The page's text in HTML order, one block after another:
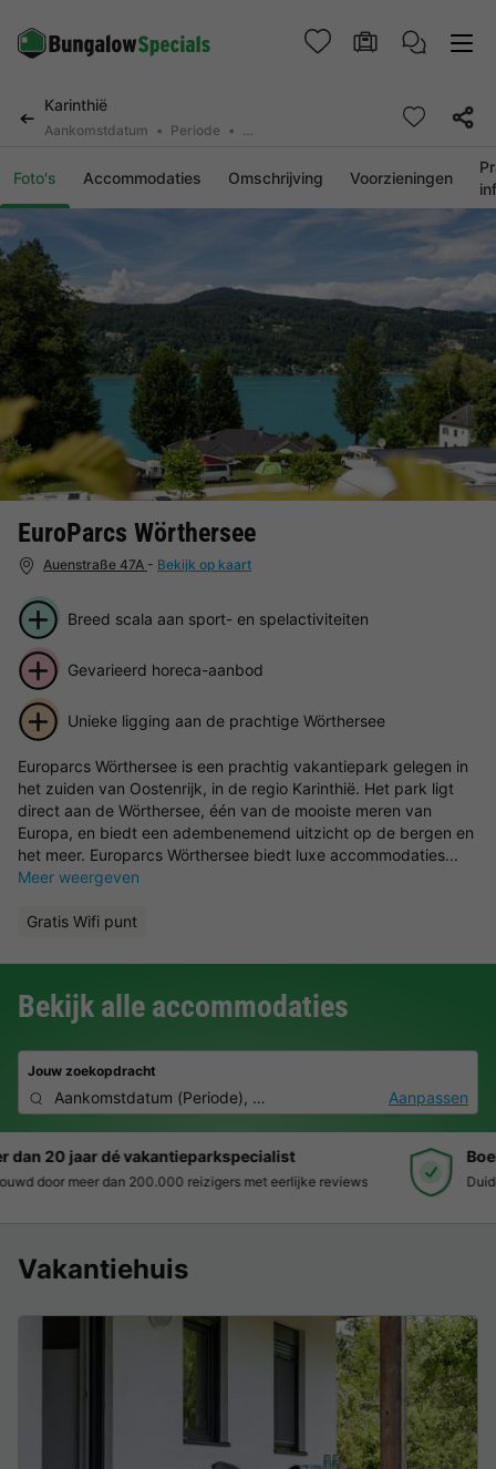
Karinthië
Aankomstdatum Periode 2 personen, 0 huisdier
Foto's Accommodaties Omschrijving Voorzieningen
EuroParcs Wörthersee
Auenstraße 47A - Bekijk op kaart
Breed scala aan sport- en spelactiviteiten
Gevarieerd horeca-aanbod
Unieke ligging aan de prachtige Wörthersee
Europarcs Wörthersee is een prachtig vakantiepark gelegen in
het zuiden van Oostenrijk, in de regio Karinthië. Het park ligt
direct aan de Wörthersee, één van de mooiste meren van
Europa, en biedt een adembenemend uitzicht op de bergen en
het meer. Europarcs Wörthersee biedt luxe accommodaties...
Meer weergeven
Gratis Wifi punt
Bekijk alle accommodaties
Jouw zoekopdracht
Aankomstdatum (Periode), 2 personen, 0 huisdierAanpassen
Boek eenvoudig en zonder stress
Duidelijke prijzen, moeiteloos boeken en veilige betaalomgeving
Vakantiehuis